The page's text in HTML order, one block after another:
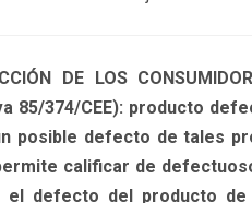
DE LOS
85/374/CEE): producto
posible defecto de tales
calificar de
el defecto del producto